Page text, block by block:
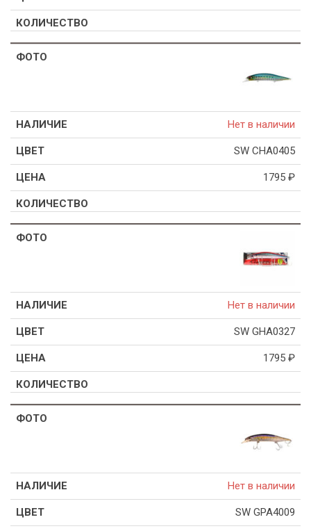
Нет в наличии
SW CHA0405
1795 ₽
Нет в наличии
SW GHA0327
1795 ₽
Нет в наличии
SW GPA4009